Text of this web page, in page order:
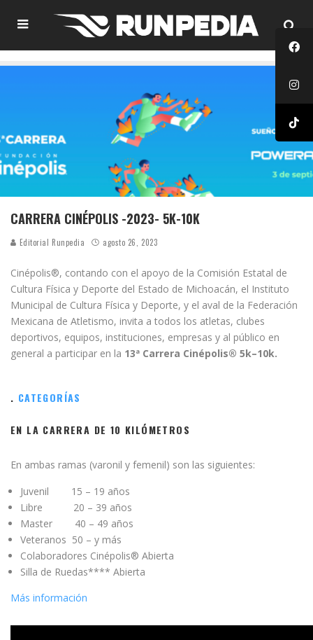
CARRERA CINÉPOLIS -2023- 5K-10K
Editorial Runpedia agosto 26, 2023
Cinépolis®, contando con el apoyo de la Comisión Estatal de
Cultura Física y Deporte del Estado de Michoacán, el Instituto
Municipal de Cultura Física y Deporte, y el aval de la Federación
Mexicana de Atletismo, invita a todos los atletas, clubes
deportivos, equipos, instituciones, empresas y al público en
general a participar en la 13ª Carrera Cinépolis® 5k–10k.
. CATEGORÍAS
EN LA CARRERA DE 10 KILÓMETROS
En ambas ramas (varonil y femenil) son las siguientes:
Juvenil 15 – 19 años
Libre
20 – 39 años
Master 40 – 49 años
Veteranos 50 – y más
Colaboradores Cinépolis® Abierta
Silla de Ruedas**** Abierta
Más información